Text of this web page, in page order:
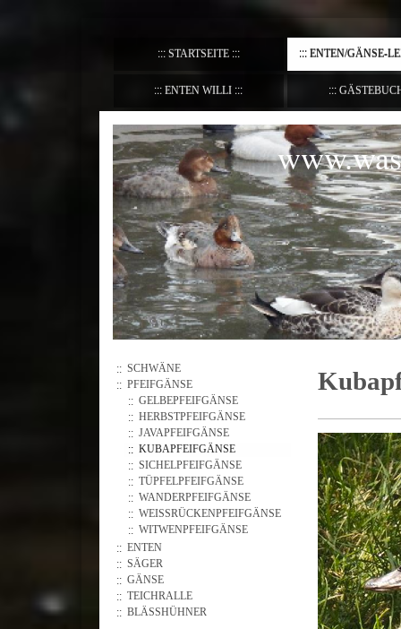
STARTSEITE ENTEN/GÄNSE-
ENTEN WILLI
SCHWÄNE
PFEIFGÄNSE
GELBEPFEIFGÄNSE
HERBSTPFEIFGÄNSE
JAVAPFEIFGÄNSE
KUBAPFEIFGÄNSE
SICHELPFEIFGÄNSE
TÜPFELPFEIFGÄNSE
WANDERPFEIFGÄNSE
WEISSRÜCKENPFEIFGÄNSE
WITWENPFEIFGÄNSE
ENTEN
SÄGER
GÄNSE
TEICHRALLE
BLÄSSHÜHNER